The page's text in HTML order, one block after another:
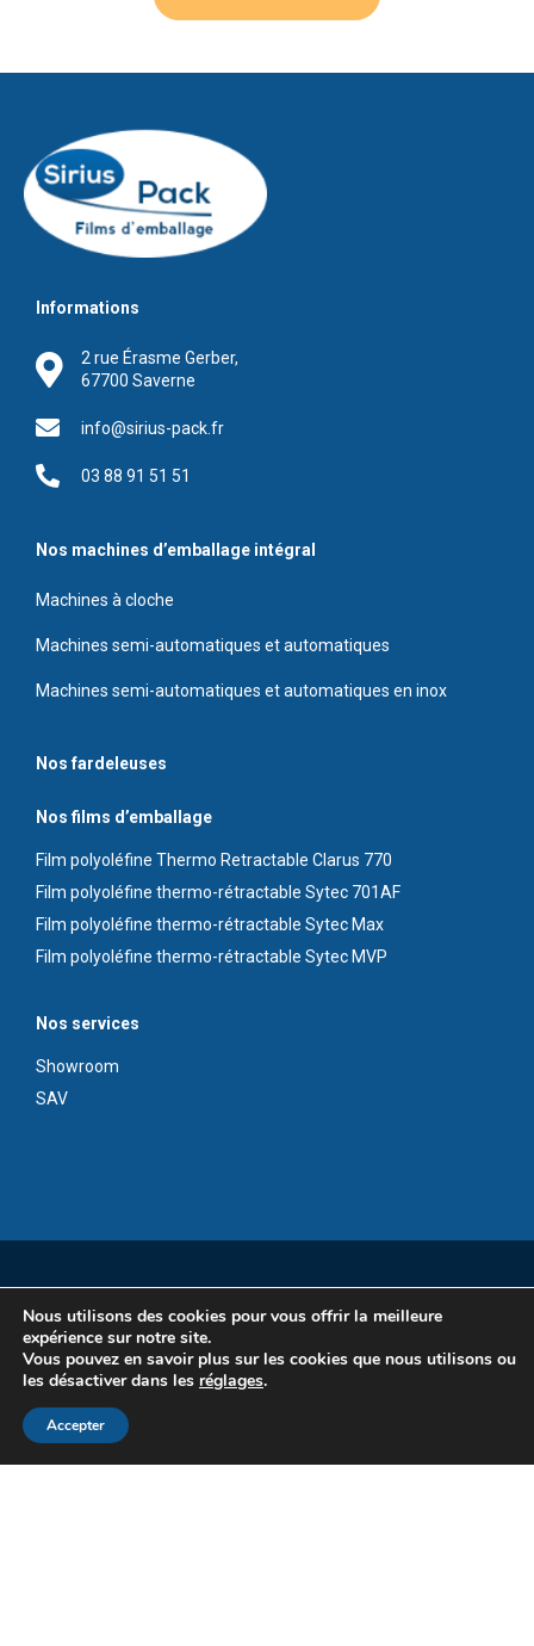
Informations
2 rue Érasme Gerber,
67700 Saverne
info@sirius-pack.fr
03 88 91 51 51
Nos machines d’emballage intégral
Machines à cloche
Machines semi-automatiques et automatiques
Machines semi-automatiques et automatiques en inox
Nos fardeleuses
Nos films d’emballage
Film polyoléfine Thermo Retractable Clarus 770
Film polyoléfine thermo-rétractable Sytec 701AF
Film polyoléfine thermo-rétractable Sytec Max
Film polyoléfine thermo-rétractable Sytec MVP
Nos services
Showroom
SAV
Nous utilisons des cookies pour vous offrir la meilleure
expérience sur notre site.
Vous pouvez en savoir plus sur les cookies que nous utilisons ou
les désactiver dans les réglages.
Accepter